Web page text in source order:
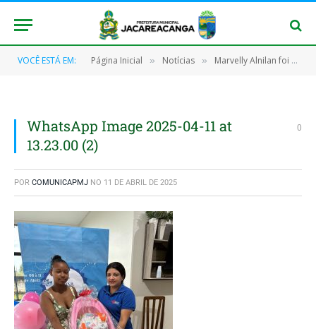
VOCÊ ESTÁ EM: Página Inicial » Notícias » Marvelly Alnilan foi a Bebê Eleita Prefeita na Semana do Bebê
WhatsApp Image 2025-04-11 at
13.23.00 (2)
0
POR COMUNICAPMJ NO 11 DE ABRIL DE 2025